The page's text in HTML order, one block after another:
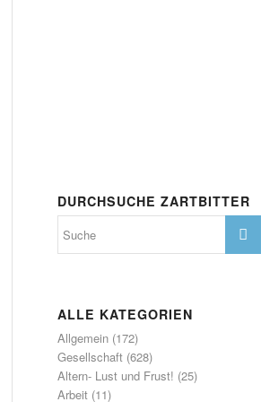
DURCHSUCHE ZARTBITTER
ALLE KATEGORIEN
Allgemein(172)
Gesellschaft(628)
Altern- Lust und Frust! (25)
Arbeit(11)